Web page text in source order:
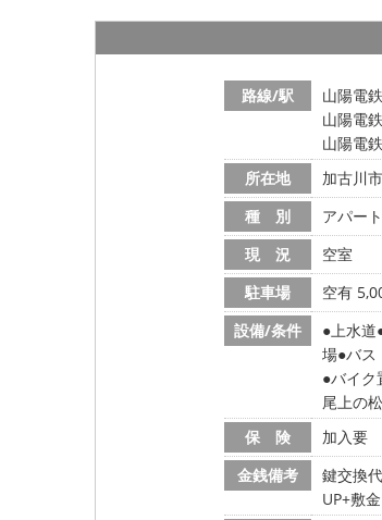
路線/駅
山陽電
山陽電
山陽電
所在地
加古川
種 別
アパート
現 況
空室
駐車場
空有
設備/条件
上水道
場 バス
バイク
尾上の
保 険
加入要
金銭備考
鍵交換
UP+敷